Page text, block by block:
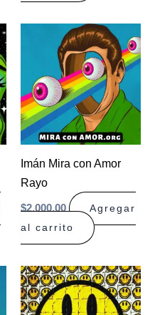
Imán Mira con Amor
Rayo
$2.000,00
Agregar
al carrito